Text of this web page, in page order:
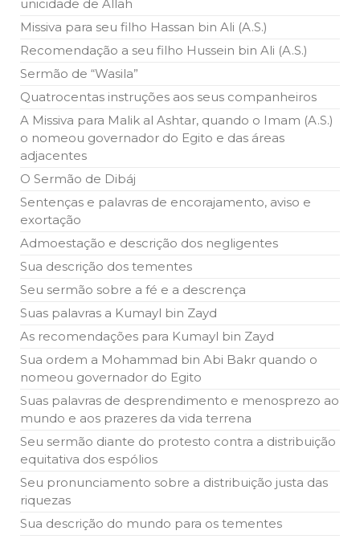
todos os irmãos e irmãs um novo
Falecimento do Imam Ali Ibn Al-Hussein
(A.S.)
data em que relembramos o martírio do quarto Imam dos
(A.S.), conhecido por “Zein Al-Ábidin” (Formosura
NOTÍCIAS
Centro Islâmico no Brasil recebe o ex-
ministro das Relações Exteriores da
Na noite da quinta-feira, 03 de Abril, o Centro Islâmico no
Brasil recebeu em sua sede, em São Paulo, o ex-ministro das
Relações Exteriores da República Islâmica do Irã, Sr. Kamal
Kharrazi, que encontra-se visitando
unicidade de Allah
Missiva para seu filho Hassan bin Ali (A.S.)
Recomendação a seu filho Hussein bin Ali (A.S.)
Sermão de “Wasila”
Quatrocentas instruções aos seus companheiros
A Missiva para Malik al Ashtar, quando o Imam (A.S.)
o nomeou governador do Egito e das áreas
adjacentes
O Sermão de Dibáj
Sentenças e palavras de encorajamento, aviso e
exortação
Admoestação e descrição dos negligentes
Sua descrição dos tementes
Seu sermão sobre a fé e a descrença
Suas palavras a Kumayl bin Zayd
As recomendações para Kumayl bin Zayd
Sua ordem a Mohammad bin Abi Bakr quando o
nomeou governador do Egito
Suas palavras de desprendimento e menosprezo ao
mundo e aos prazeres da vida terrena
Seu sermão diante do protesto contra a distribuição
equitativa dos espólios
Seu pronunciamento sobre a distribuição justa das
riquezas
Sua descrição do mundo para os tementes